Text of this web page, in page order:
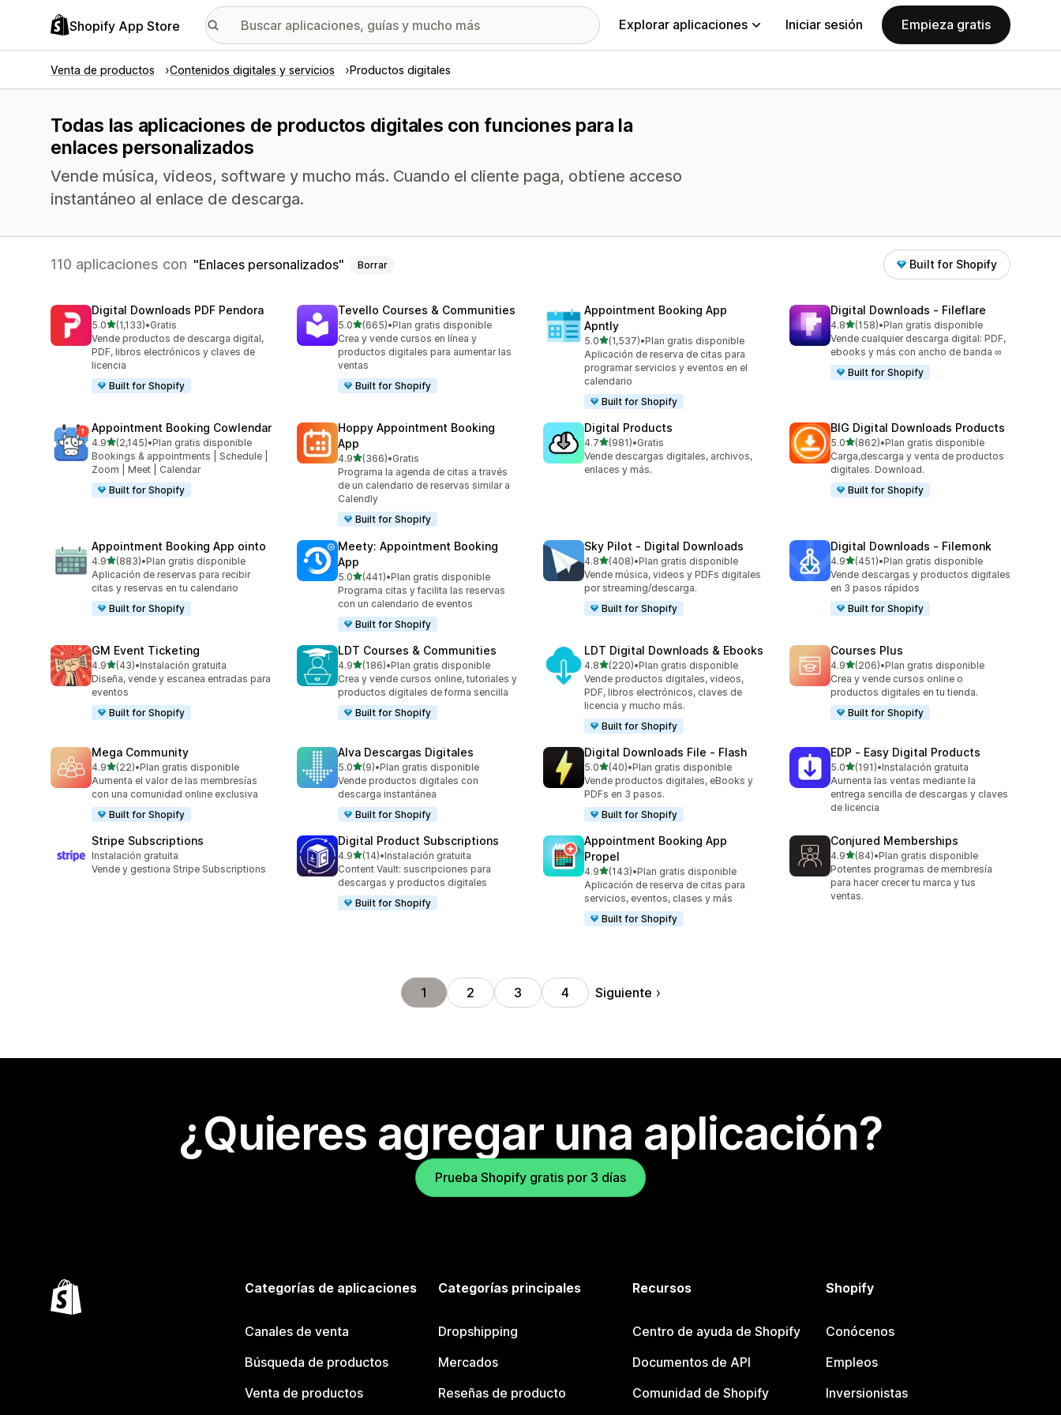
Shopify App Store Explorar aplicaciones Iniciar sesión Empieza gratis
Venta de productos Contenidos digitales y servicios Productos digitales
Todas las aplicaciones de productos digitales con funciones para la
enlaces personalizados
Vende música, videos, software y mucho más. Cuando el cliente paga, obtiene acceso
instantáneo al enlace de descarga.
110 aplicaciones con Enlaces personalizados Borrar Built for Shopify
Digital Downloads PDF Pendora
5.0de 5 estrellas
(1,133)
1133 reseñas en total
•Gratis
Vende productos de descarga digital,
PDF, libros electrónicos y claves de
licencia
Built for Shopify
Tevello Courses & Communities
5.0de 5 estrellas
(665)
665 reseñas en total
•Plan gratis disponible
Crea y vende cursos en línea y
productos digitales para aumentar las
ventas
Built for Shopify
Appointment Booking App
Apntly
5.0de 5 estrellas
(1,537)
1537 reseñas en total
•Plan gratis disponible
Aplicación de reserva de citas para
programar servicios y eventos en el
calendario
Built for Shopify
Digital Downloads ‑ Fileflare
4.8de 5 estrellas
(158)
158 reseñas en total
•Plan gratis disponible
Vende cualquier descarga digital: PDF,
ebooks y más con ancho de banda ∞
Built for Shopify
Appointment Booking Cowlendar
4.9de 5 estrellas
(2,145)
2145 reseñas en total
•Plan gratis disponible
Bookings & appointments | Schedule |
Zoom | Meet | Calendar
Built for Shopify
Hoppy Appointment Booking
App
4.9de 5 estrellas
(366)
366 reseñas en total
•Gratis
Programa la agenda de citas a través
de un calendario de reservas similar a
Calendly
Built for Shopify
Digital Products
4.7de 5 estrellas
(981)
981 reseñas en total
•Gratis
Vende descargas digitales, archivos,
enlaces y más.
BIG Digital Downloads Products
5.0de 5 estrellas
(862)
862 reseñas en total
•Plan gratis disponible
Carga,descarga y venta de productos
digitales. Download.
Built for Shopify
Appointment Booking App ointo
4.9de 5 estrellas
(883)
883 reseñas en total
•Plan gratis disponible
Aplicación de reservas para recibir
citas y reservas en tu calendario
Built for Shopify
Meety: Appointment Booking
App
5.0de 5 estrellas
(441)
441 reseñas en total
•Plan gratis disponible
Programa citas y facilita las reservas
con un calendario de eventos
Built for Shopify
Sky Pilot ‑ Digital Downloads
4.8de 5 estrellas
(408)
408 reseñas en total
•Plan gratis disponible
Vende música, videos y PDFs digitales
por streaming/descarga.
Built for Shopify
Digital Downloads ‑ Filemonk
4.9de 5 estrellas
(451)
451 reseñas en total
•Plan gratis disponible
Vende descargas y productos digitales
en 3 pasos rápidos
Built for Shopify
GM Event Ticketing
4.9de 5 estrellas
(43)
43 reseñas en total
•Instalación gratuita
Diseña, vende y escanea entradas para
eventos
Built for Shopify
LDT Courses & Communities
4.9de 5 estrellas
(186)
186 reseñas en total
•Plan gratis disponible
Crea y vende cursos online, tutoriales y
productos digitales de forma sencilla
Built for Shopify
LDT Digital Downloads & Ebooks
4.8de 5 estrellas
(220)
220 reseñas en total
•Plan gratis disponible
Vende productos digitales, videos,
PDF, libros electrónicos, claves de
licencia y mucho más.
Built for Shopify
Courses Plus
4.9de 5 estrellas
(206)
206 reseñas en total
•Plan gratis disponible
Crea y vende cursos online o
productos digitales en tu tienda.
Built for Shopify
Mega Community
4.9de 5 estrellas
(22)
22 reseñas en total
•Plan gratis disponible
Aumenta el valor de las membresías
con una comunidad online exclusiva
Built for Shopify
Alva Descargas Digitales
5.0de 5 estrellas
(9)
9 reseñas en total
•Plan gratis disponible
Vende productos digitales con
descarga instantánea
Built for Shopify
Digital Downloads File ‑ Flash
5.0de 5 estrellas
(40)
40 reseñas en total
•Plan gratis disponible
Vende productos digitales, eBooks y
PDFs en 3 pasos.
Built for Shopify
EDP ‑ Easy Digital Products
5.0de 5 estrellas
(191)
191 reseñas en total
•Instalación gratuita
Aumenta las ventas mediante la
entrega sencilla de descargas y claves
de licencia
Stripe Subscriptions
Instalación gratuita
Vende y gestiona Stripe Subscriptions
Digital Product Subscriptions
4.9de 5 estrellas
(14)
14 reseñas en total
•Instalación gratuita
Content Vault: suscripciones para
descargas y productos digitales
Built for Shopify
Appointment Booking App
Propel
4.9de 5 estrellas
(143)
143 reseñas en total
•Plan gratis disponible
Aplicación de reserva de citas para
servicios, eventos, clases y más
Built for Shopify
Conjured Memberships
4.9de 5 estrellas
(84)
84 reseñas en total
•Plan gratis disponible
Potentes programas de membresía
para hacer crecer tu marca y tus
ventas.
1 2 3 4 Siguiente
¿Quieres agregar una aplicación?
Prueba Shopify gratis por 3 días
Categorías de aplicaciones
Canales de venta
Búsqueda de productos
Venta de productos
Categorías principales
Dropshipping
Mercados
Reseñas de producto
Recursos
Centro de ayuda de Shopify
Documentos de API
Comunidad de Shopify
Shopify
Conócenos
Empleos
Inversionistas